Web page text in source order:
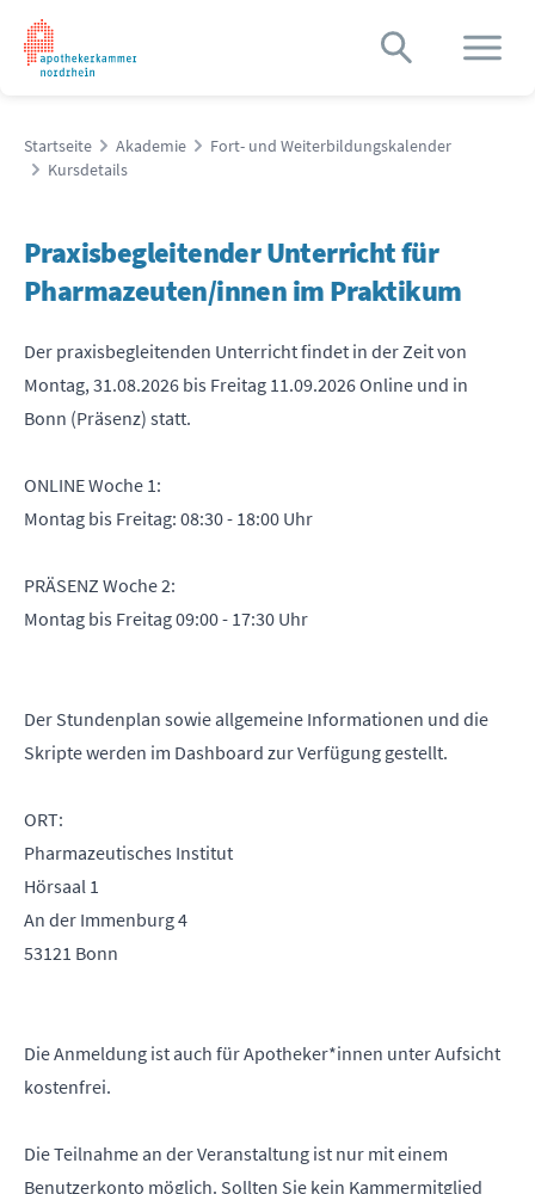
Startseite Akademie
Fort- und Weiterbildungskalender
Kursdetails
Praxisbegleitender Unterricht für
Pharmazeuten/innen im Praktikum
Der praxisbegleitenden Unterricht findet in der Zeit von
Montag, 31.08.2026 bis Freitag 11.09.2026 Online und in
Bonn (Präsenz) statt.
ONLINE Woche 1:
Montag bis Freitag: 08:30 - 18:00 Uhr
PRÄSENZ Woche 2:
Montag bis Freitag 09:00 - 17:30 Uhr
Der Stundenplan sowie allgemeine Informationen und die
Skripte werden im Dashboard zur Verfügung gestellt.
ORT:
Pharmazeutisches Institut
Hörsaal 1
An der Immenburg 4
53121 Bonn
Die Anmeldung ist auch für Apotheker*innen unter Aufsicht
kostenfrei.
Die Teilnahme an der Veranstaltung ist nur mit einem
Benutzerkonto möglich. Sollten Sie kein Kammermitglied